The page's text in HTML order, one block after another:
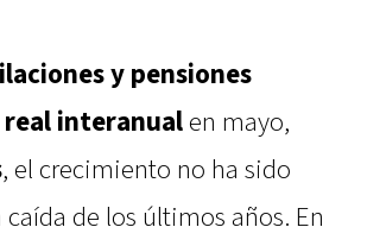
y pensiones
real interanualen mayo,
, el crecimiento no ha sido
de los últimos años. En